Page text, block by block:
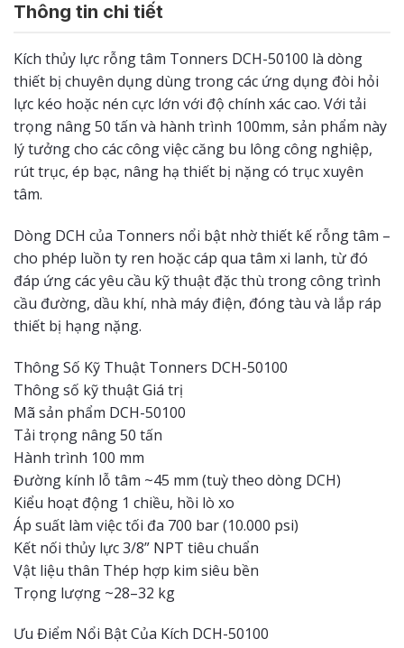
Thông tin chi tiết
Kích thủy lực rỗng tâm Tonners DCH-50100 là dòng
thiết bị chuyên dụng dùng trong các ứng dụng đòi hỏi
lực kéo hoặc nén cực lớn với độ chính xác cao. Với tải
trọng nâng 50 tấn và hành trình 100mm, sản phẩm này
lý tưởng cho các công việc căng bu lông công nghiệp,
rút trục, ép bạc, nâng hạ thiết bị nặng có trục xuyên
tâm.
Dòng DCH của Tonners nổi bật nhờ thiết kế rỗng tâm –
cho phép luồn ty ren hoặc cáp qua tâm xi lanh, từ đó
đáp ứng các yêu cầu kỹ thuật đặc thù trong công trình
cầu đường, dầu khí, nhà máy điện, đóng tàu và lắp ráp
thiết bị hạng nặng.
Thông Số Kỹ Thuật Tonners DCH-50100
Thông số kỹ thuật Giá trị
Mã sản phẩm DCH-50100
Tải trọng nâng 50 tấn
Hành trình 100 mm
Đường kính lỗ tâm ~45 mm (tuỳ theo dòng DCH)
Kiểu hoạt động 1 chiều, hồi lò xo
Áp suất làm việc tối đa 700 bar (10.000 psi)
Kết nối thủy lực 3/8” NPT tiêu chuẩn
Vật liệu thân Thép hợp kim siêu bền
Trọng lượng ~28–32 kg
Ưu Điểm Nổi Bật Của Kích DCH-50100